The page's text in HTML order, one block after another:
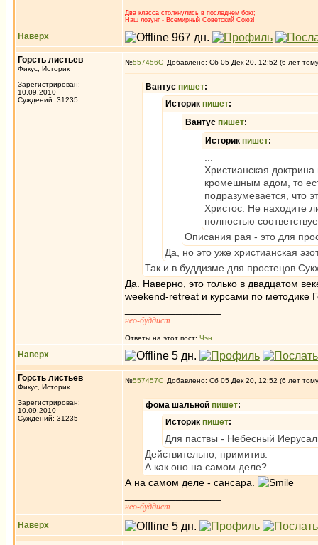
Два класса столкнулись в последнем бою;
Наш лозунг - Всемирный Советский Союз!
Наверх
Горсть листьев
Фикус, Историк
Зарегистрирован:
10.09.2010
Суждений: 31235
№557456 Добавлено: Сб 05 Дек 20, 12:52 (6 лет
Вантус пишет:
Историк пишет:
Вантус пишет:
Историк пишет:
Христианская
кромешным адом, то
подразумевается, что
Христос. Не находите
полностью
Описания рая - это для
Да, но это уже христианская
Так и в буддизме для простецов
Да. Наверно, это только в двадцатом
weekend-retreat и курсами по методике
нео-буддист
Ответы на этот пост: Чэн
Наверх
Горсть листьев
Фикус, Историк
Зарегистрирован:
10.09.2010
Суждений: 31235
№557457 Добавлено: Сб 05 Дек 20, 12:52 (6 лет
фома шальной пишет:
Историк пишет:
Для паствы - Небесный
Действительно, примитив.
А как оно на самом деле?
А на самом деле - сансара.
нео-буддист
Наверх